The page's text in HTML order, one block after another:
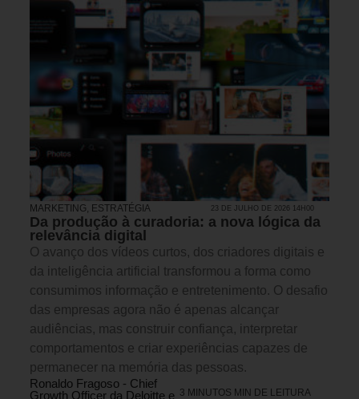
MARKETING, ESTRATÉGIA 23 DE JULHO DE 2026 14H00
Da produção à curadoria: a nova lógica da
relevância digital
O avanço dos vídeos curtos, dos criadores digitais e
da inteligência artificial transformou a forma como
consumimos informação e entretenimento. O desafio
das empresas agora não é apenas alcançar
audiências, mas construir confiança, interpretar
comportamentos e criar experiências capazes de
permanecer na memória das pessoas.
Ronaldo Fragoso - Chief
Growth Officer da Deloitte e 3 MINUTOS MIN DE LEITURA